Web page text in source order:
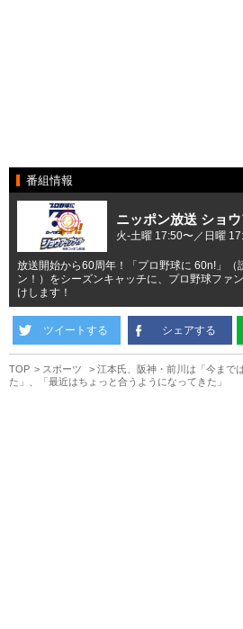
番組情報
ニッポン放送 ショ
火-土曜 17:50〜／日曜
放送開始から60周年！「プロ野球に 60n!」（
ン！）をシーズンキャッチに、プロ野球ファ
けします！
ツイートする シェアする
TOP スポーツ
江本氏、阪神・前川は「今まで
た」、「最近はちょっと合うようになってきた」